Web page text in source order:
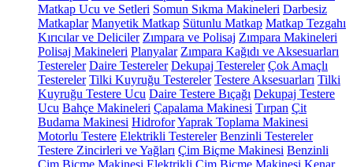
Matkap Ucu ve Setleri Somun Sıkma Makineleri Darbesiz
Matkaplar Manyetik Matkap Sütunlu Matkap Matkap Tezgahı
Kırıcılar ve Deliciler Zımpara ve Polisaj Zımpara Makineleri
Polisaj Makineleri Planyalar Zımpara Kağıdı ve Aksesuarları
Testereler Daire Testereler Dekupaj Testereler Çok Amaçlı
Testereler Tilki Kuyruğu Testereler Testere Aksesuarları Tilki
Kuyruğu Testere Ucu Daire Testere Bıçağı Dekupaj Testere
Ucu Bahçe Makineleri Çapalama Makinesi Tırpan Çit
Budama Makinesi HidroforYaprak Toplama Makinesi
Motorlu Testere Elektrikli Testereler Benzinli Testereler
Testere Zincirleri ve Yağları Çim Biçme Makinesi Benzinli
Çim Biçme Makinesi Elektrikli Çim Biçme Makinesi Kenar